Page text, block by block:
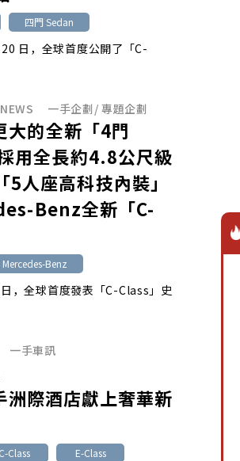
四門 Sedan
日，全球首度公開了「C-
一手企劃 /專題企劃
的全新「4門
用全長約4.8公尺級
人座高科技內裝」
Benz全新「C-
Mercedes-Benz
，全球首度發表「C-Class」史
一手車訊
際酒店獻上奢華新
C-Class
E-Class